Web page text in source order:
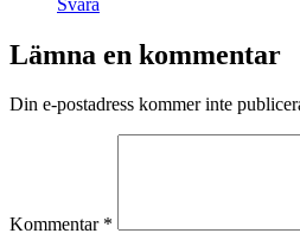
Lämna en kommentar
Din e-postadress kommer inte
Kommentar *